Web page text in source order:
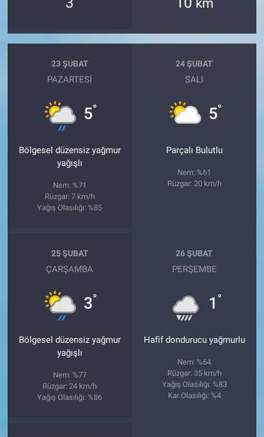
km
23 ŞUBAT
PAZARTESI
5°
Bölgesel düzensiz yağmur
yağışlı
Nem: %71
Rüzgar: 7 km/h
Yağış Olasılığı: %85
24 ŞUBAT
SALI
5°
Parçalı Bulutlu
Nem: %61
Rüzgar: 20 km/h
25 ŞUBAT
ÇARŞAMBA
3°
Bölgesel düzensiz yağmur
yağışlı
Nem: %77
Rüzgar: 24 km/h
Yağış Olasılığı: %86
26 ŞUBAT
PERŞEMBE
1 °
Hafif dondurucu yağmurlu
Nem: %64
Rüzgar: 35 km/h
Yağış Olasılığı: %83
Kar Olasılığı: %4